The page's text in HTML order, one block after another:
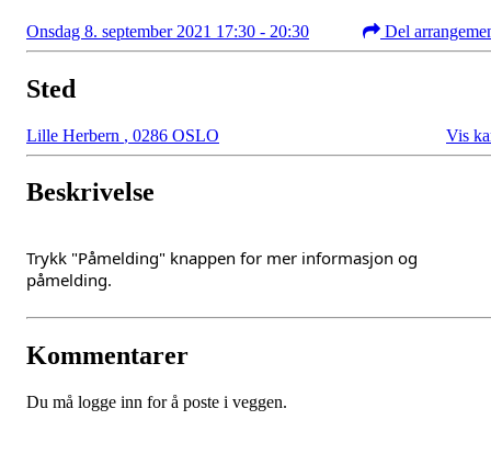
Onsdag 8. september 2021 17:30 - 20:30 Del
Sted
Lille Herbern , 0286 OSLO Vis
Beskrivelse
Trykk "Påmelding" knappen for mer informasjon og
påmelding.
Kommentarer
Du må logge inn for å poste i veggen.